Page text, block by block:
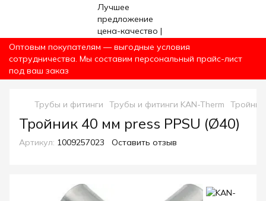
Оптовым покупателям — выгодные условия
сотрудничества. Мы составим персональный прайс-лист
под ваш заказ
Трубы и фитинги Трубы и фитинги KAN-Therm
Тройник 40 мм press PPSU (Ø40)
Артикул: 1009257023 Оставить отзыв